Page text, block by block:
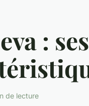
:
de lecture